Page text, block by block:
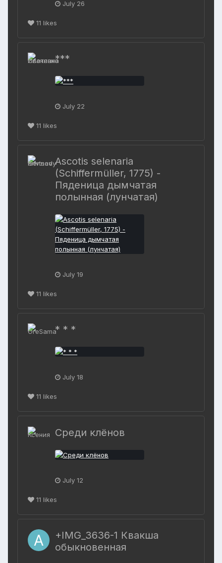
July 26
11 likes
***
July 22
11 likes
Ascotis selenaria
(Schiffermüller, 1775) -
Пяденица дымчатая
полынная (лунчатая)
July 19
11 likes
* * *
July 18
11 likes
Среди клёнов
July 12
11 likes
+IMG_3636-1 Квакша
обыкновенная